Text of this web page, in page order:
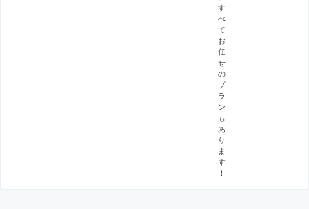
す
べ
て
お
任
せ
の
プ
ラ
ン
も
あ
り
ま
す
！